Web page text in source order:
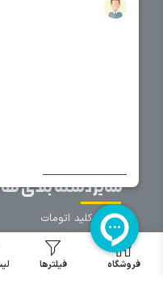
خانه
سایر دسته بندی ها
خرید کلید اتومات
خرید کنتاکتور
خرید فیوز
مینیاتوری
فروشگاه فیلترها